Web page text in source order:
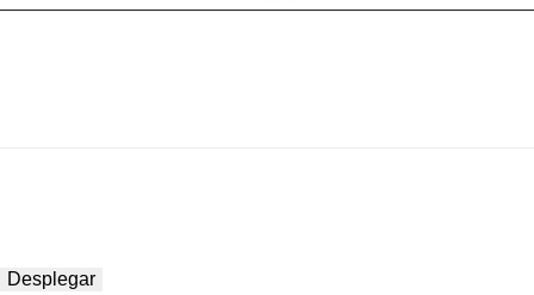
Desplegar